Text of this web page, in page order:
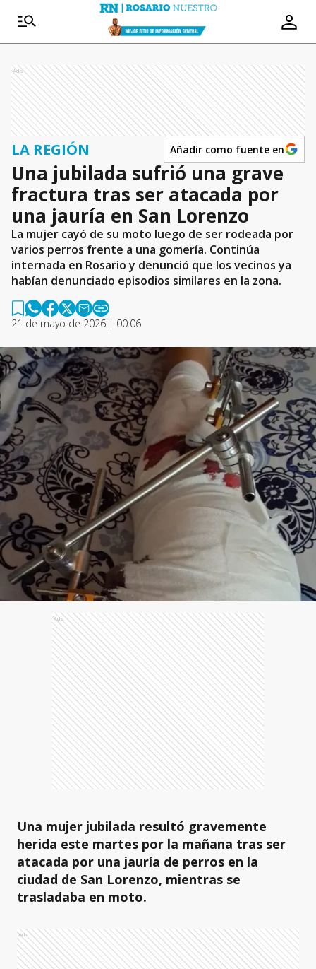
Ads
LA REGIÓN Añadir como fuente en
Una jubilada sufrió una grave
fractura tras ser atacada por
una jauría en San Lorenzo
La mujer cayó de su moto luego de ser rodeada por
varios perros frente a una gomería. Continúa
internada en Rosario y denunció que los vecinos ya
habían denunciado episodios similares en la zona.
21 de mayo de 2026 | 00:06
Ads
Una mujer jubilada resultó gravemente
herida este martes por la mañana tras ser
atacada por una jauría de perros en la
ciudad de San Lorenzo, mientras se
trasladaba en moto.
Ads